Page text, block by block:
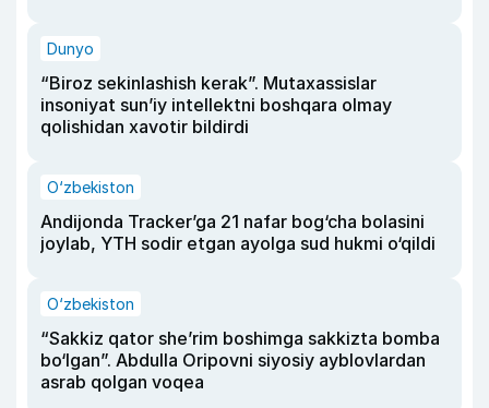
Dunyo
“Biroz sekinlashish kerak”. Mutaxassislar
insoniyat sun’iy intellektni boshqara olmay
qolishidan xavotir bildirdi
O‘zbekiston
Andijonda Tracker’ga 21 nafar bog‘cha bolasini
joylab, YTH sodir etgan ayolga sud hukmi o‘qildi
O‘zbekiston
“Sakkiz qator she’rim boshimga sakkizta bomba
bo‘lgan”. Abdulla Oripovni siyosiy ayblovlardan
asrab qolgan voqea